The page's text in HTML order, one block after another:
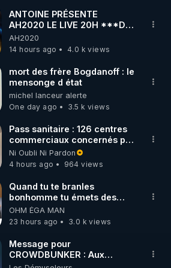
rdlr_thierrycasasnovas/
RGNR (stages,
SUR ODYSEE
sont aussi sur la
PRÉSENTIEL
ANTOINE PRÉSENTE
AH2020 LE LIVE 20H ***DU
06/08/2026***
AH2020
14 hours ago
4.0 k views
mort des frère Bogdanoff : le
mensonge d état
michel lanceur alerte
One day ago
3.5 k views
Pass sanitaire : 126 centres
commerciaux concernés par
l'obligation dans toute la
France
Ni Oubli Ni Pardon
4 hours ago
964 views
Quand tu te branles
bonhomme tu émets des
ondes ils ont juste omis de
t'expliquer
OHM ÉGA MAN
23 hours ago
3.0 k views
Message pour
CROWDBUNKER : Aux
développeurs du site,